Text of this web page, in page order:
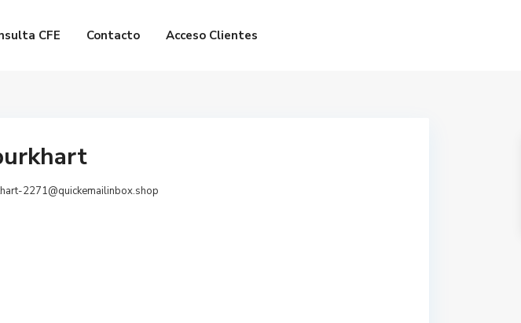
CFE Contacto Acceso Clientes
2271@quickemailinbox.shop